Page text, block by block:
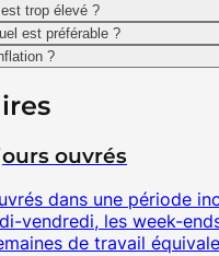
trop élevé ?
est préférable ?
?
ouvrés
dans une période
vendredi, les week-
de travail